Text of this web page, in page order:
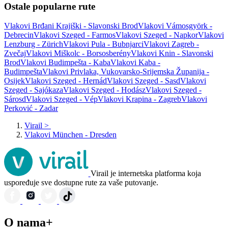
Ostale popularne rute
Vlakovi Brđani Krajiški - Slavonski BrodVlakovi Vámosgyörk -
DebrecinVlakovi Szeged - FarmosVlakovi Szeged - NapkorVlakovi
Lenzburg - ZürichVlakovi Pula - BubnjarciVlakovi Zagreb -
ZvečajVlakovi Miškolc - BorsosberényVlakovi Knin - Slavonski
BrodVlakovi Budimpešta - KabaVlakovi Kaba -
BudimpeštaVlakovi Privlaka, Vukovarsko-Srijemska Županija -
OsijekVlakovi Szeged - HernádVlakovi Szeged - SasdVlakovi
Szeged - SajókazaVlakovi Szeged - HodászVlakovi Szeged -
SárosdVlakovi Szeged - VépVlakovi Krapina - ZagrebVlakovi
Perković - Zadar
Virail >
Vlakovi München - Dresden
Virail je internetska platforma koja
uspoređuje sve dostupne rute za vaše putovanje.
O nama+